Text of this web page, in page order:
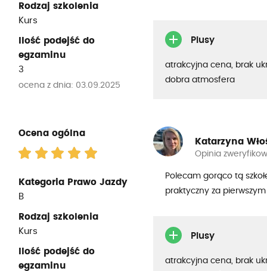
Rodzaj szkolenia
Kurs
Ilość podejść do
egzaminu
3
ocena z dnia: 03.09.2025
Plusy
atrakcyjna cena, brak
dobra atmosfera
Ocena ogólna
Kategoria Prawo Jazdy
B
Rodzaj szkolenia
Kurs
Ilość podejść do
egzaminu
Katarzyna
Opinia
Polecam gorąco tą
praktyczny za
Plusy
atrakcyjna cena, brak